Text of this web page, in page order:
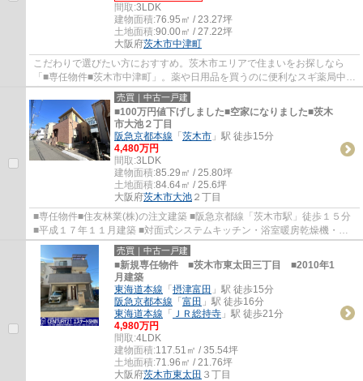
間取:3LDK
建物面積:76.95㎡ / 23.27坪
土地面積:90.00㎡ / 27.22坪
大阪府茨木市中津町
こだわりで選びたい方におすすめ。茨木市エリアで住まいをお探しなら
「■専任物件■茨木市中津町」。薬や日用品を買うのに便利なスギ薬局中津
店まで253mです。玄関ポーチがございます。...
売買｜中古一戸建
■100万円値下げしました■空家になりました■茨木
市大池２丁目
阪急京都本線 「 茨木市 」駅 徒歩15分
4,480万円
間取:3LDK
建物面積:85.29㎡ / 25.80坪
土地面積:84.64㎡ / 25.6坪
大阪府茨木市大池 ２丁目
■専任物件■住友林業(株)の注文建築 ■阪急京都線「茨木市駅」徒歩１５分
■平成１７年１１月建築 ■対面式システムキッチン・浴室暖房乾燥機・
WICなど設備充実 ■学校区：大池小学校・東中...
売買｜中古一戸建
■新規専任物件 ■茨木市東太田三丁目 ■2010年1
月建築
東海道本線 「 摂津富田 」駅 徒歩15分
阪急京都本線 「 富田 」駅 徒歩16分
東海道本線 「 ＪＲ総持寺 」駅 徒歩21分
4,980万円
間取:4LDK
建物面積:117.51㎡ / 35.54坪
土地面積:71.96㎡ / 21.76坪
大阪府茨木市東太田 ３丁目